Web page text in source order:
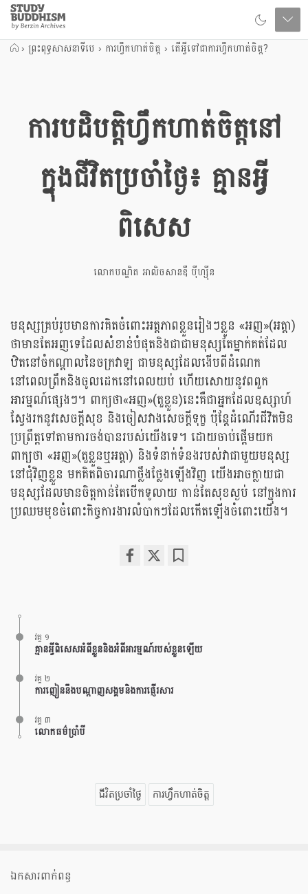
Close
Study
Buddhism
Home
› ព្រះពុទ្ធសាសនាទីបេ › ការហ្វឹកហាត់ចិត្ត › តើអ្វីទៅជាការហ្វឹកហាត់ចិត្ត?
ការបដិបត្តិហ្វឹកហាត់ចិត្តនៅ
ក្នុងជីវិតប្រចាំថ្ងៃ៖ គ្មានអ្វី
ពិសេស
លោកបណ្ឌិត អាលិចសានឌឺ បុឺហ្សុីន
មនុស្សគ្រប់រូបមានការគិតចំពោះអត្តភាពខ្លួនរៀងៗខ្លួន «អញ»(អត្តា)
ថាមានតែអញទេដែលសំខាន់បំផុតនិងជាជាមនុស្សតែម្នាក់គត់ដែល
ឋិតនៅចំកណ្តាលនៃចក្រវាឡ ជាមនុស្សដែលងើបពីដំណេក
នៅពេលព្រឹកនិងចូលដេកនៅពេលយប់ ហើយសោយនូវពពួក
អារម្មណ៍ផ្សេងៗ។ ពាក្យថា«អញ»(តួខ្លួន)នេះគឺជាអ្នកដែលឧស្សាហ៍
ស្វែងរកនូវសេចក្តីសុខ និងចៀសវាងសេចក្តីទុក្ខ ប៉ុន្តែដំណើរជីវិតមិន
ប្រព្រឹត្តទៅតាមការចង់បានរបស់យើងទេ។ ដោយចាប់ផ្តើមយក
ពាក្យថា «អញ»(តួខ្លួន​ឬអត្តា)​ និងទំនាក់ទំនងរបស់វាជាមួយមនុស្ស
នៅជុំវិញខ្លួន មកគិតពិចារណាថ្លឹងថ្លែងឡើងវិញ យើងអាចក្លាយជា
មនុស្សដែលមានចិត្តកាន់តែបើកទូលាយ កាន់តែសុខស្ងប់ នៅក្នុងការ
ប្រឈមមុខចំពោះកិច្ចការងារលំបាកៗដែលកើតឡើងចំពោះយើង។
វគ្គ ១
គ្មានអ្វីពិសេសអំពីខ្លួននិងអំពីអារម្មណ៍របស់ខ្លួនឡើយ
វគ្គ ២
ការញៀននឹងបណ្តាញសង្គមនិងការផ្ញើរសារ
វគ្គ ៣
លោកធម៌ប្រាំបី
ជីវិតប្រចាំថ្ងៃ ការហ្វឹកហាត់ចិត្ត
ឯកសារពាក់ពន្ធ